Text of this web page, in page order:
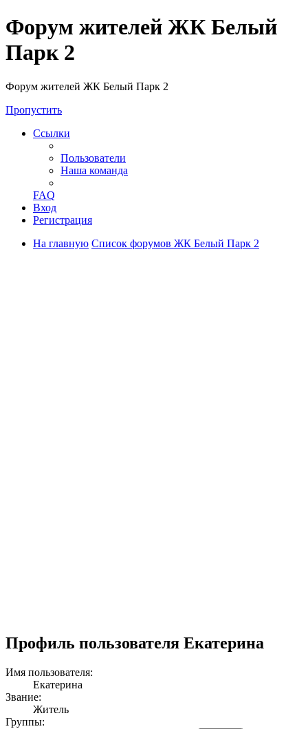
Форум жителей ЖК Белый
Парк 2
Форум жителей ЖК Белый Парк 2
Пропустить
Ссылки
Пользователи
Наша команда
FAQ
Вход
Регистрация
На главную Список форумов ЖК Белый Парк 2
Профиль пользователя Екатерина
Имя пользователя:
Екатерина
Звание:
Житель
Группы: